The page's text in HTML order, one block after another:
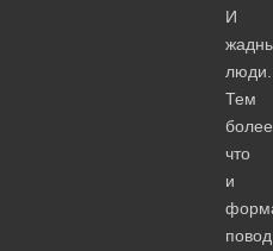
И
люди.
Тем
что
и
повод